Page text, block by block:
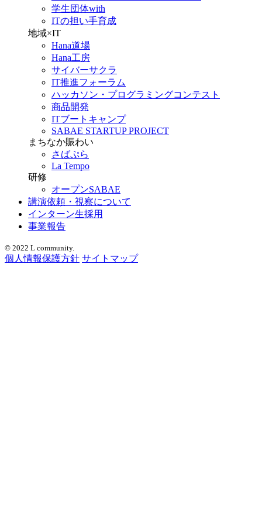
学生団体with
ITの担い手育成
地域×IT
Hana道場
Hana工房
サイバーサクラ
IT推進フォーラム
ハッカソン・プログラミングコンテスト
商品開発
ITブートキャンプ
SABAE STARTUP PROJECT
まちなか賑わい
さばぷら
La Tempo
研修
オープンSABAE
講演依頼・視察について
インターン生採用
事業報告
© 2022 L community.
個人情報保護方針 サイトマップ